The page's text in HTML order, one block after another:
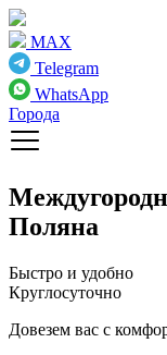
MAX
Telegram
WhatsApp
Города
Поляна
Быстро и удобно
Круглосуточно
Довезем вас с